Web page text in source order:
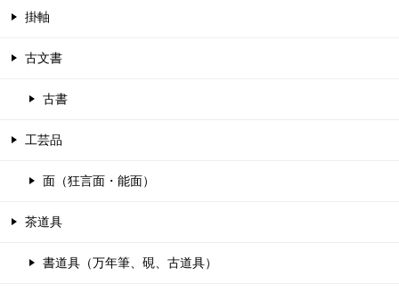
掛軸
古文書
古書
工芸品
面（狂言面・能面）
茶道具
書道具（万年筆、硯、古道具）